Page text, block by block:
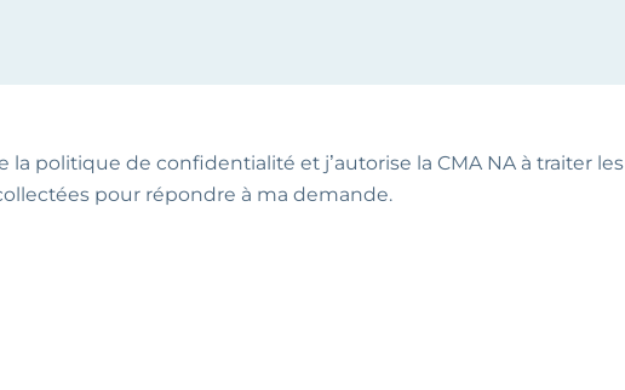
la politique de confidentialité et j’autorise la CMA NA à traiter les
pour répondre à ma demande.